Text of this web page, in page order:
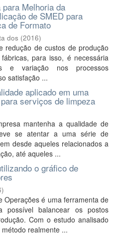
Melhoria da
de SMED para
de Formato
dos (2016)
redução de custos de produção
para isso, é necessária
e variação nos processos
satisfação ...
aplicado em uma
serviços de limpeza
mantenha a qualidade de
se atentar a uma série de
desde aqueles relacionados a
até aqueles ...
o gráfico de
)
Operações é uma ferramenta de
possível balancear os postos
Com o estudo analisado
realmente ...